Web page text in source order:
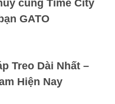
cung Time City
GATO
Treo Dài Nhất –
Hiện Nay